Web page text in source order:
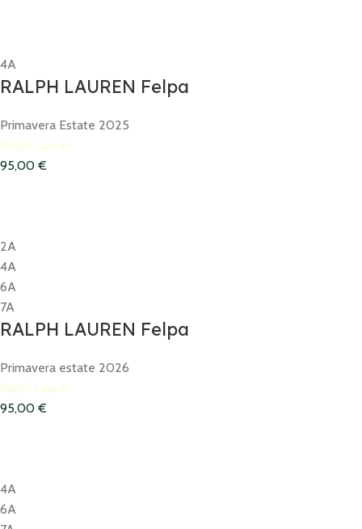
4A
RALPH LAUREN Felpa
Primavera Estate 2025
Ralph Lauren
95,00 €
2A
4A
6A
7A
RALPH LAUREN Felpa
Primavera estate 2026
Ralph Lauren
95,00 €
4A
6A